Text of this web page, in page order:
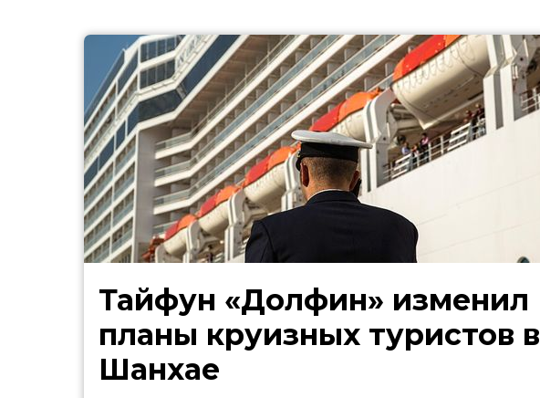
Тайфун «Долфин» изменил
планы круизных туристов в
Шанхае